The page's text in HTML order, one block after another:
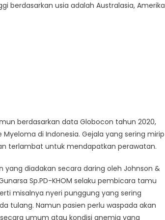
berdasarkan usia adalah Australasia, Amerika
berdasarkan data Globocon tahun 2020,
di Indonesia. Gejala yang sering mirip
terlambat untuk mendapatkan perawatan.
yang diadakan secara daring oleh Johnson &
Sp.PD-KHOM selaku pembicara tamu
misalnya nyeri punggung yang sering
tulang. Namun pasien perlu waspada akan
umum atau kondisi anemia yang